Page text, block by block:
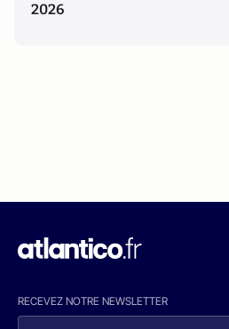
2026
RECEVEZ NOTRE NEWSLETTER